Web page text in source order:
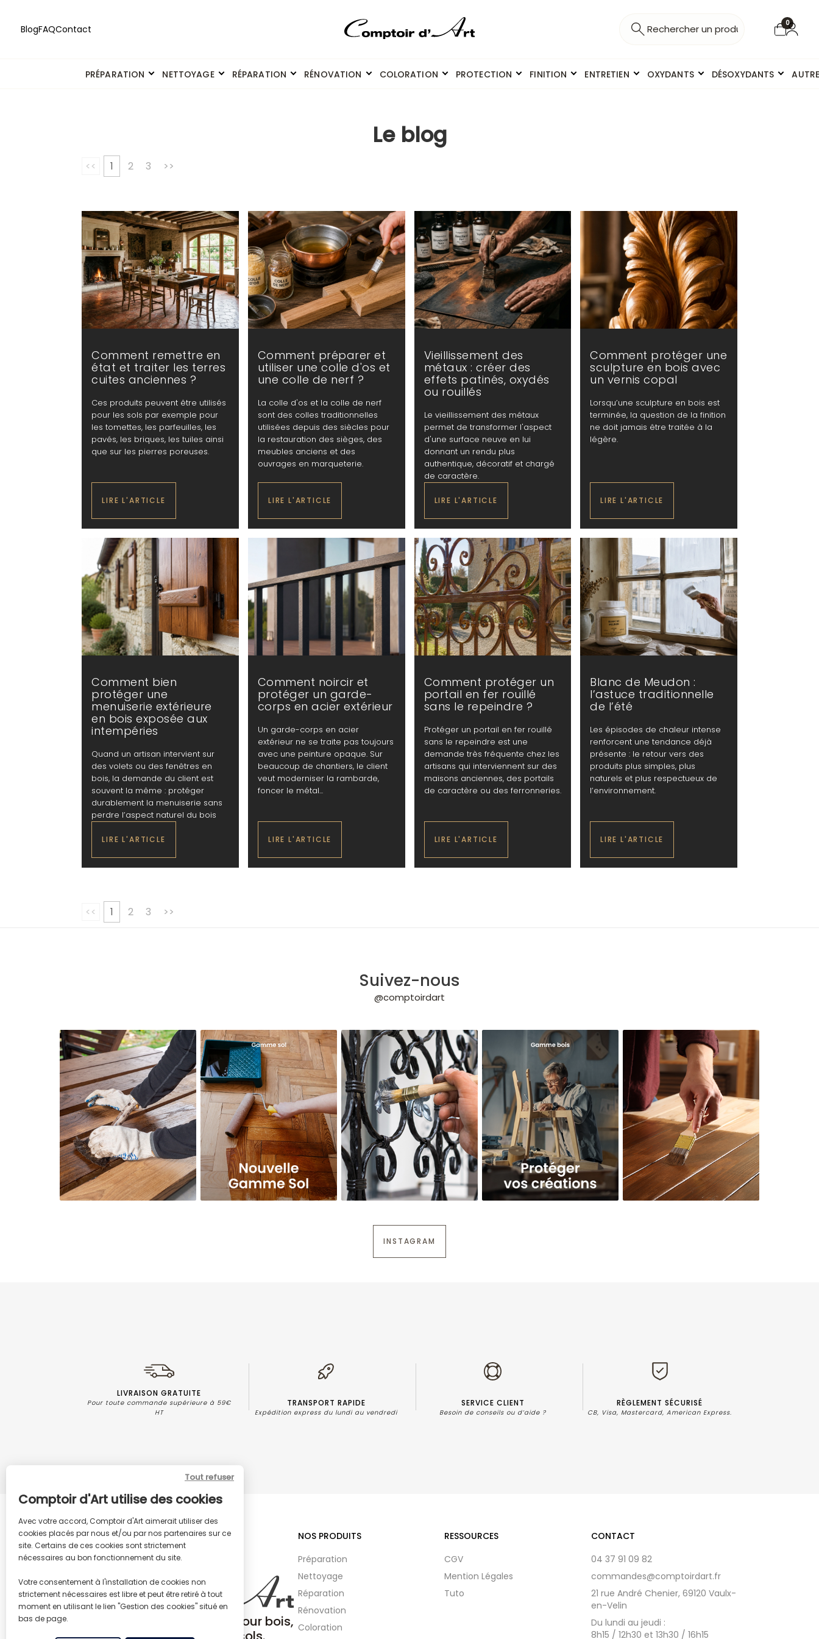
Comptoir d'Art utilise des cookies
Avec votre accord, Comptoir d'Art aimerait utiliser des
cookies placés par nous et/ou par nos partenaires sur ce
site. Certains de ces cookies sont strictement
nécessaires au bon fonctionnement du site.
Votre consentement à l'installation de cookies non
strictement nécessaires est libre et peut être retiré à tout
moment en utilisant le lien "Gestion des cookies" situé en
bas de page.
Tout refuser
BlogFAQContact
0
PRÉPARATION NETTOYAGE RÉPARATION RÉNOVATION COLORATION PROTECTION FINITION ENTRETIEN OXYDANTS DÉSOXYDANTS
Le blog
<< 1 2 3 >>
Comment remettre en
état et traiter les terres
cuites anciennes ?
Ces produits peuvent être utilisés
pour les sols par exemple pour
les tomettes, les parfeuilles, les
pavés, les briques, les tuiles ainsi
que sur les pierres poreuses.
LIRE L'ARTICLE
Comment préparer et
utiliser une colle d'os et
une colle de nerf ?
La colle d'os et la colle de nerf
sont des colles traditionnelles
utilisées depuis des siècles pour
la restauration des sièges, des
meubles anciens et des
ouvrages en marqueterie.
LIRE L'ARTICLE
Vieillissement des
métaux : créer des
effets patinés, oxydés
ou rouillés
Le vieillissement des métaux
permet de transformer l'aspect
d'une surface neuve en lui
donnant un rendu plus
authentique, décoratif et chargé
de caractère.
LIRE L'ARTICLE
Comment protéger une
sculpture en bois avec
un vernis copal
Lorsqu’une sculpture en bois est
terminée, la question de la finition
ne doit jamais être traitée à la
légère.
LIRE L'ARTICLE
Comment bien
protéger une
menuiserie extérieure
en bois exposée aux
intempéries
Quand un artisan intervient sur
des volets ou des fenêtres en
bois, la demande du client est
souvent la même : protéger
durablement la menuiserie sans
perdre l’aspect naturel du bois
LIRE L'ARTICLE
Comment noircir et
protéger un garde-
corps en acier extérieur
Un garde-corps en acier
extérieur ne se traite pas toujours
avec une peinture opaque. Sur
beaucoup de chantiers, le client
veut moderniser la rambarde,
foncer le métal...
LIRE L'ARTICLE
Comment protéger un
portail en fer rouillé
sans le repeindre ?
Protéger un portail en fer rouillé
sans le repeindre est une
demande très fréquente chez les
artisans qui interviennent sur des
maisons anciennes, des portails
de caractère ou des ferronneries.
LIRE L'ARTICLE
Blanc de Meudon :
l’astuce traditionnelle
de l’été
Les épisodes de chaleur intense
renforcent une tendance déjà
présente : le retour vers des
produits plus simples, plus
naturels et plus respectueux de
l’environnement.
LIRE L'ARTICLE
<< 1 2 3 >>
Suivez-nous
@comptoirdart
INSTAGRAM
LIVRAISON GRATUITE
Pour toute commande supérieure à 59€
HT
TRANSPORT RAPIDE
Expédition express du lundi au vendredi
SERVICE CLIENT
Besoin de conseils ou d’aide ?
RÈGLEMENT SÉCURISÉ
CB, Visa, Mastercard, American Express.
Produits de rénovations pour bois,
NOS PRODUITS
Préparation
Nettoyage
Réparation
Rénovation
Coloration
RESSOURCES
CGV
Mention Légales
Tuto
CONTACT
04 37 91 09 82
commandes@comptoirdart.fr
21 rue André Chenier, 69120 Vaulx-
en-Velin
Du lundi au jeudi :
8h15 / 12h30 et 13h30 / 16h15